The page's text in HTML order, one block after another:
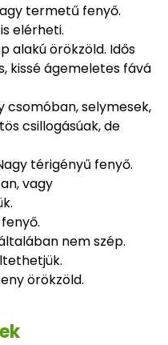
termetű fenyő.
elérheti.
alakú örökzöld. Idős
kissé ágemeletes fává
csomóban, selymesek,
csillogásúak, de
térigényű fenyő.
vagy
nem szép.
örökzöld.